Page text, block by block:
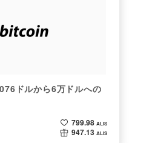
ドルから6万ドルへの
799.98 ALIS
947.13 ALIS